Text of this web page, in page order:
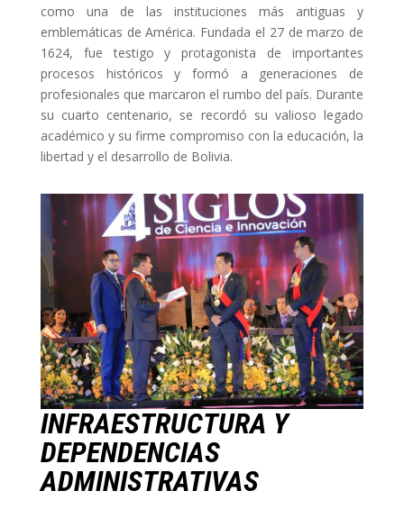
como una de las instituciones más antiguas y
emblemáticas de América. Fundada el 27 de marzo de
1624, fue testigo y protagonista de importantes
procesos históricos y formó a generaciones de
profesionales que marcaron el rumbo del país. Durante
su cuarto centenario, se recordó su valioso legado
académico y su firme compromiso con la educación, la
libertad y el desarrollo de Bolivia.
INFRAESTRUCTURA Y
DEPENDENCIAS
ADMINISTRATIVAS